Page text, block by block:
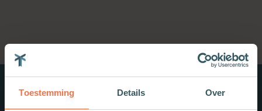
Toestemming Details Over
Nieuwe boeken